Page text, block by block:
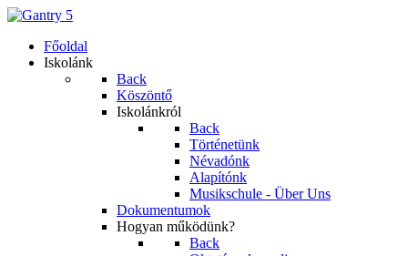
Főoldal
Iskolánk
Back
Köszöntő
Iskolánkról
Back
Történetünk
Névadónk
Alapítónk
Musikschule - Über Uns
Dokumentumok
Hogyan működünk?
Back